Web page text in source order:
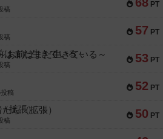
PT
稿
57 PT
稿
53 PT
前はまだ生きている～
稿
52 PT
稿
50 PT
ち（拡張）
稿